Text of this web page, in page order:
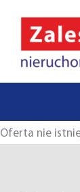
treści
Oferta nie